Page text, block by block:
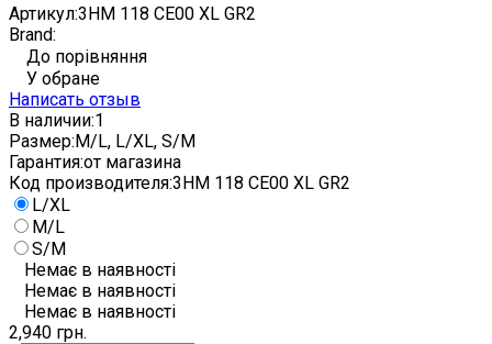
Артикул:3HM 118 CE00 XL GR2
Brand:
До порівняння
У обране
Написать отзыв
В наличии:1
Размер:M/L, L/XL, S/M
Гарантия:от магазина
Код производителя:3HM 118 CE00 XL GR2
L/XL
M/L
S/M
Немає в наявності
Немає в наявності
Немає в наявності
2,940 грн.